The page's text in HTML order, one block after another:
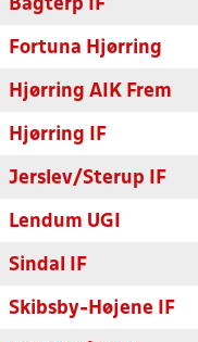
Bagterp IF
Fortuna Hjørring
Hjørring AIK Frem
Hjørring IF
Jerslev/Sterup IF
Lendum UGI
Sindal IF
Skibsby-Højene IF